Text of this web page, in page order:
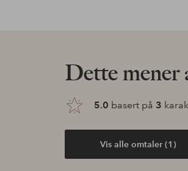
Dette mener
5.0 basert på 3
Vis alle omtaler (1)